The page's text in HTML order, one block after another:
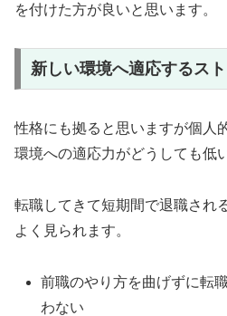
を付けた方が良いと思います。
新しい環境へ適応するス
性格にも拠ると思いますが個人
環境への適応力がどうしても低
転職してきて短期間で退職され
よく見られます。
前職のやり方を曲げずに転
わない